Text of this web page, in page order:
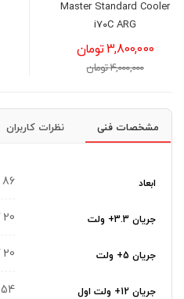
M.2 با ظرفیت 256GB
13,800,000 تومان
14,300,000 تومان
مشخصات فنی نظرات کاربران
ابعاد 86 × 140 × 150 میلیمتر
جریان 3.3+ ولت 20 آمپر
جریان 5+ ولت 20 آمپر
جریان 12+ ولت اول 54 آمپر